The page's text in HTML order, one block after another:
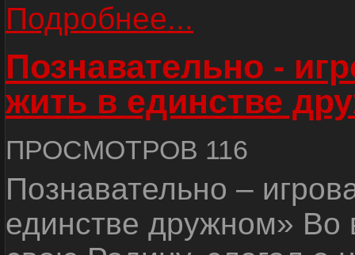
Подробнее...
Познавательно -
жить в единстве
ПРОСМОТРОВ 116
Познавательно –
единстве дружном»